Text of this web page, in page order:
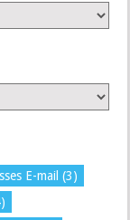
E-mail (3)